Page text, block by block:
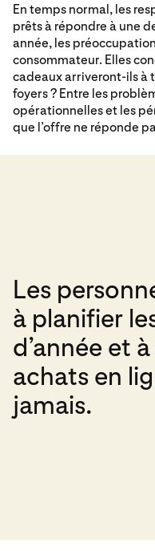
En temps normal, les
prêts à répondre à une
année, les
consommateur. Elles
cadeaux arriveront-ils à
foyers ? Entre les
opérationnelles et les
que l’offre ne réponde
Les
à planifier
d’année et
achats en
jamais.